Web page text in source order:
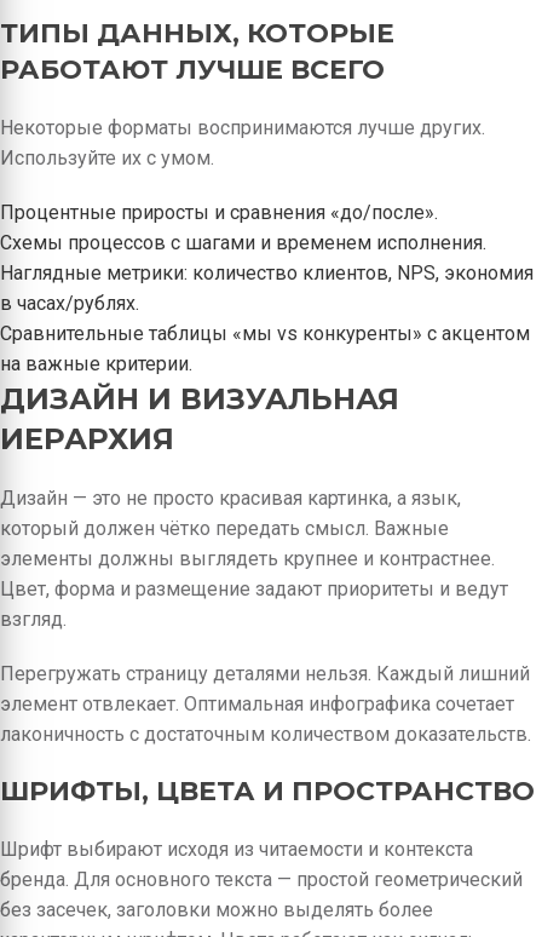
ТИПЫ ДАННЫХ, КОТОРЫЕ
РАБОТАЮТ ЛУЧШЕ ВСЕГО
Некоторые форматы воспринимаются лучше других.
Используйте их с умом.
Процентные приросты и сравнения «до/после».
Схемы процессов с шагами и временем исполнения.
Наглядные метрики: количество клиентов, NPS, экономия
в часах/рублях.
Сравнительные таблицы «мы vs конкуренты» с акцентом
на важные критерии.
ДИЗАЙН И ВИЗУАЛЬНАЯ
ИЕРАРХИЯ
Дизайн — это не просто красивая картинка, а язык,
который должен чётко передать смысл. Важные
элементы должны выглядеть крупнее и контрастнее.
Цвет, форма и размещение задают приоритеты и ведут
взгляд.
Перегружать страницу деталями нельзя. Каждый лишний
элемент отвлекает. Оптимальная инфографика сочетает
лаконичность с достаточным количеством доказательств.
ШРИФТЫ, ЦВЕТА И ПРОСТРАНСТВО
Шрифт выбирают исходя из читаемости и контекста
бренда. Для основного текста — простой геометрический
без засечек, заголовки можно выделять более